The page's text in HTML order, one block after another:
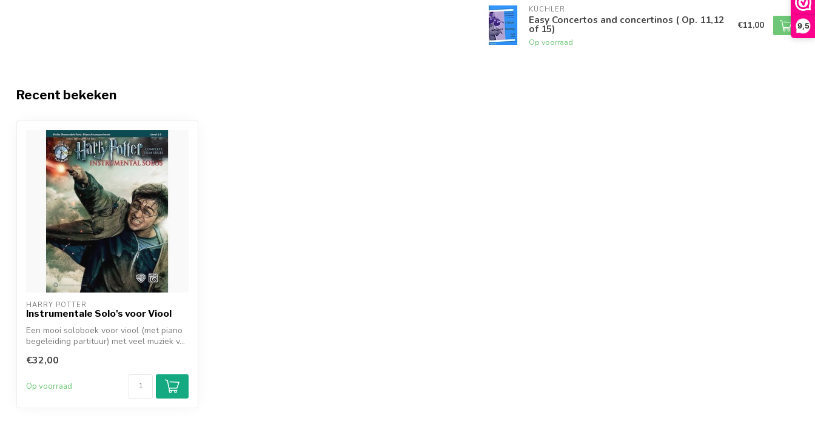
9,5
KÜCHLER
Easy Concertos and concertinos ( Op. 11,12
of 15)
Op voorraad
€11,00
Recent bekeken
HARRY POTTER
Instrumentale Solo's voor Viool
Een mooi soloboek voor viool (met piano
begeleiding partituur) met veel muziek v...
€32,00
Op voorraad